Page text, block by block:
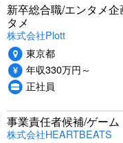
新卒総合職/エンタメ
タメ
株式会社Plott
東京都
年収330万円～
正社員
事業責任者候補/ゲーム
株式会社HEARTBEATS